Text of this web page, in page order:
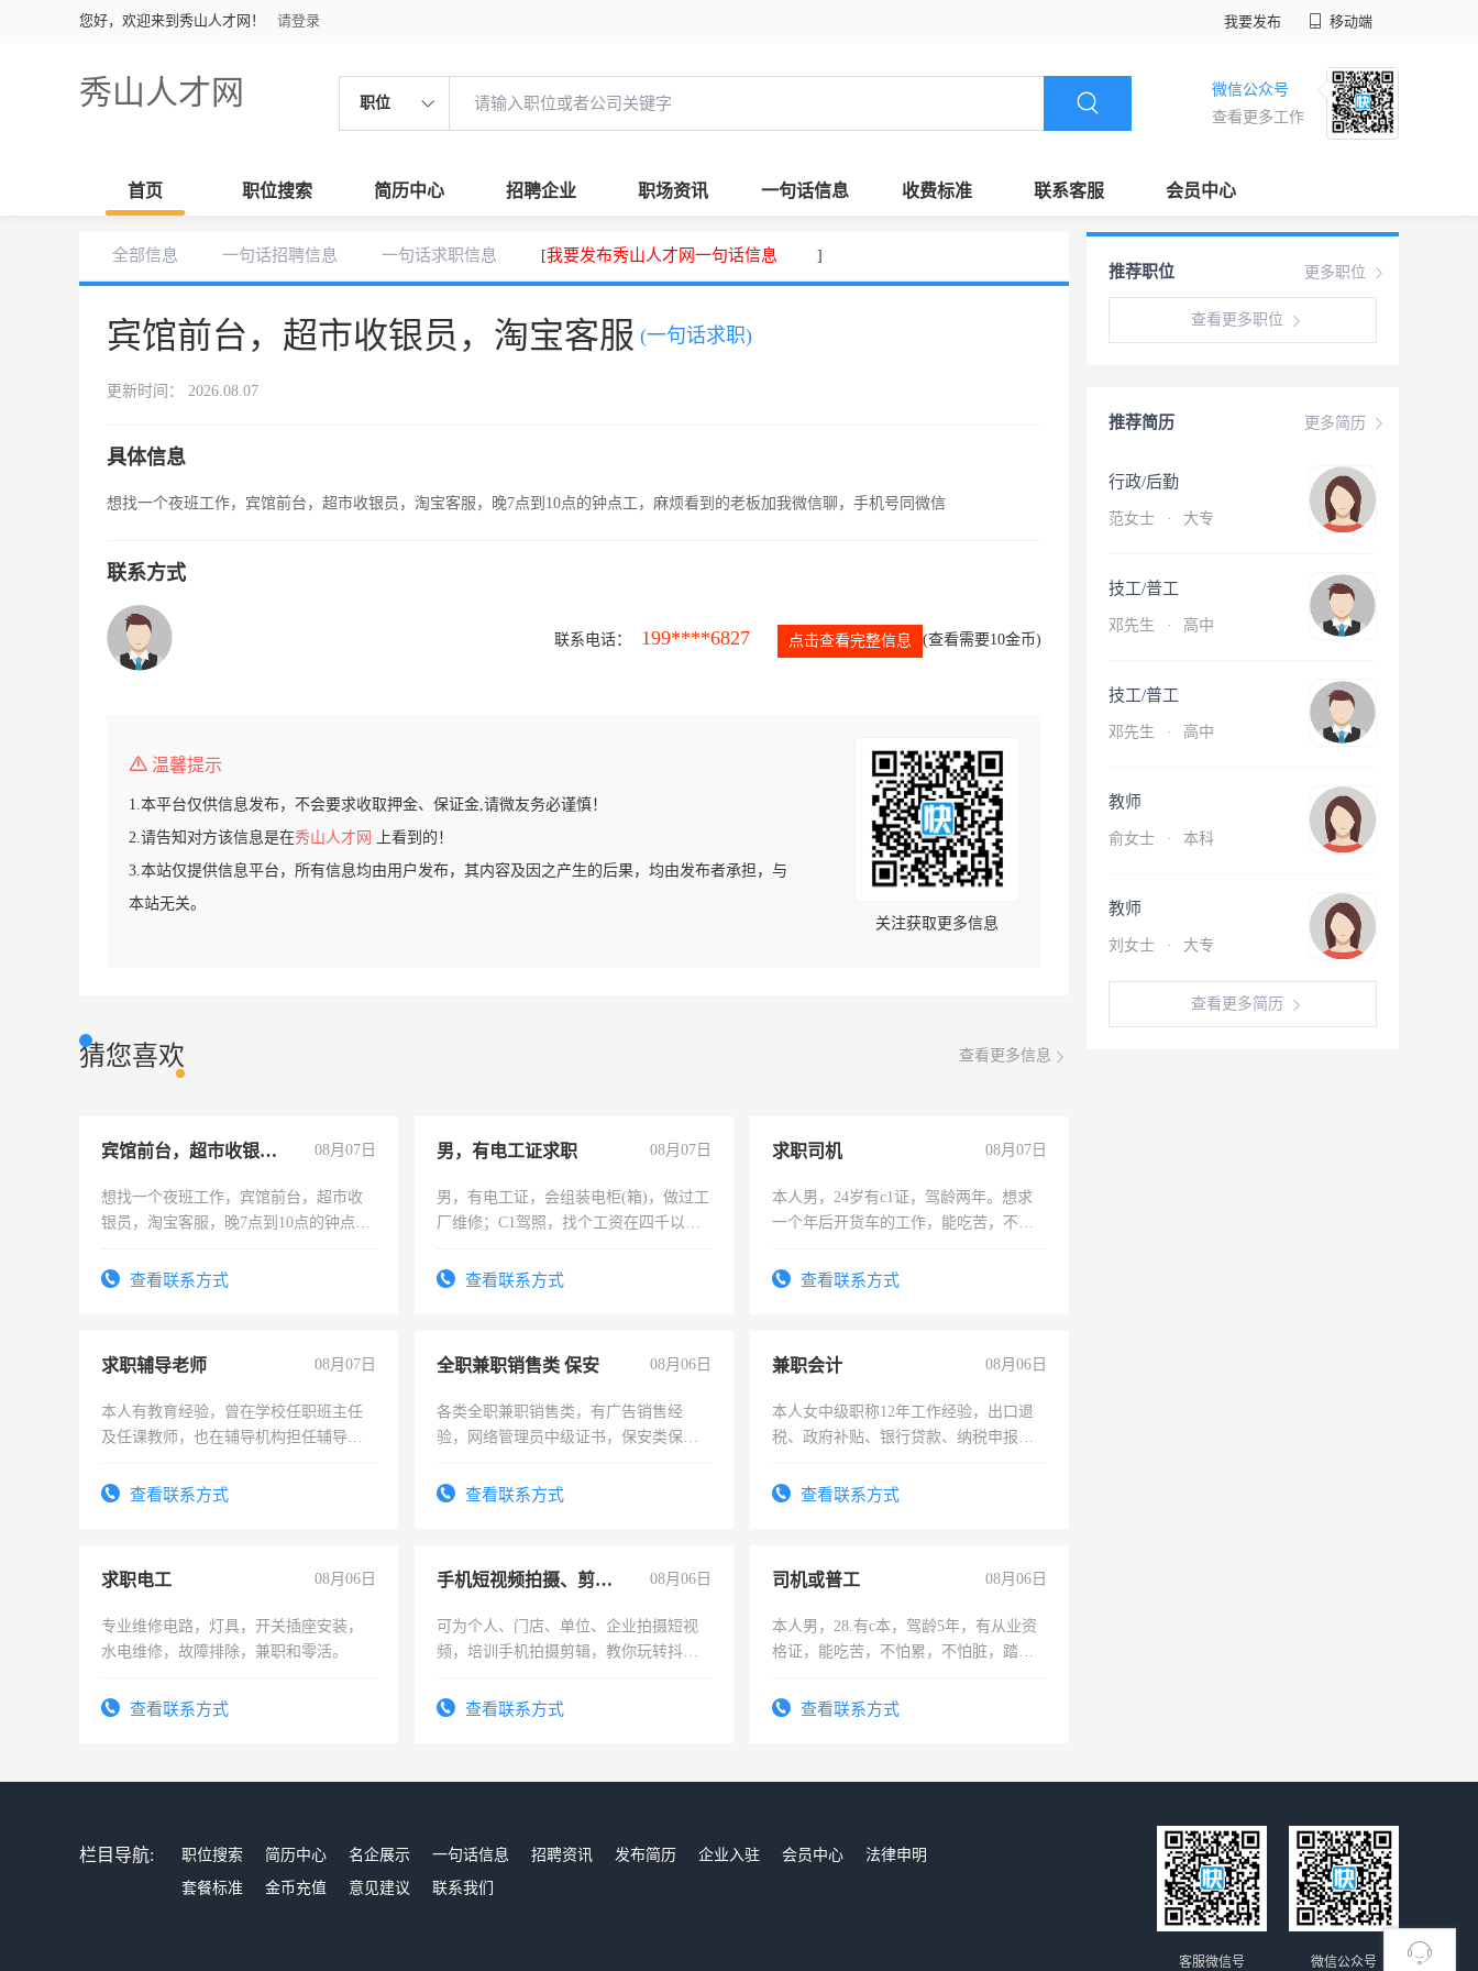
您好，欢迎来到秀山人才网！ 请登录 我要发布 移动端
秀山人才网 职位
微信公众号
查看更多工作
首页 职位搜索 简历中心 招聘企业 职场资讯 一句话信息 收费标准 联系客服 会员中心
全部信息 一句话招聘信息 一句话求职信息 [我要发布秀山人才网一句话信息 ]
宾馆前台，超市收银员，淘宝客服 (一句话求职)
更新时间： 2026.08.07
具体信息
想找一个夜班工作，宾馆前台，超市收银员，淘宝客服，晚7点到10点的钟点工，麻烦看到的老板加我微信聊，手机号同微信
联系方式
联系电话： 199****6827 点击查看完整信息 (查看需要10金币)
温馨提示
1.本平台仅供信息发布，不会要求收取押金、保证金,请微友务必谨慎！
2.请告知对方该信息是在秀山人才网
上看到的！
3.本站仅提供信息平台，所有信息均由用户发布，其内容及因之产生的后果，均由发布者承担，与
本站无关。
关注获取更多信息
猜您喜欢 查看更多信息
宾馆前台，超市收银员，淘宝客服 08月07日
想找一个夜班工作，宾馆前台，超市收
银员，淘宝客服，晚7点到10点的钟点
号同微信查看联系方式
男，有电工证求职 08月07日
男，有电工证，会组装电柜(箱)，做过工
厂维修；C1驾照，找个工资在四千以
电话查看联系方式
求职司机 08月07日
本人男，24岁有c1证，驾龄两年。想求
一个年后开货车的工作，能吃苦，不怕
查看联系方式
求职辅导老师 08月07日
本人有教育经验，曾在学校任职班主任
及任课教师，也在辅导机构担任辅导教
查看联系方式
全职兼职销售类 保安 08月06日
各类全职兼职销售类，有广告销售经
验，网络管理员中级证书，保安类保安
有高低压电工证和十几年工作经验
查看联系方式
兼职会计 08月06日
本人女中级职称12年工作经验，出口退
税、政府补贴、银行贷款、纳税申报、
务，财务咨询等业务。欲求兼职会计工
查看联系方式
求职电工 08月06日
专业维修电路，灯具，开关插座安装，
水电维修，故障排除，兼职和零活。
查看联系方式
手机短视频拍摄、剪辑、抖音快手 08月06日
可为个人、门店、单位、企业拍摄短视
频，培训手机拍摄剪辑，教你玩转抖音
频，培训手机拍摄剪辑，教你玩转抖
查看联系方式
司机或普工 08月06日
本人男，28.有c本，驾龄5年，有从业资
格证，能吃苦，不怕累，不怕脏，踏
查看联系方式
更多职位
推荐职位
查看更多职位
更多简历
推荐简历
行政/后勤
范女士 · 大专
技工/普工
邓先生 · 高中
技工/普工
邓先生 · 高中
教师
俞女士 · 本科
教师
刘女士 · 大专
查看更多简历
栏目导航: 职位搜索 简历中心 名企展示 一句话信息 招聘资讯 发布简历 企业入驻 会员中心
法律申明
套餐标准
金币充值 意见建议 联系我们
微信公众号
客服微信号